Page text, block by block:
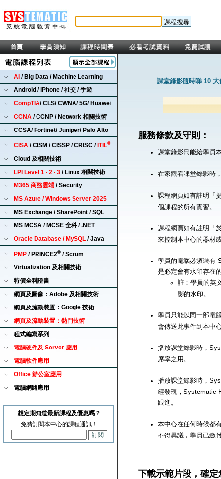
AI / Big Data / Machine Learning
Android / iPhone / 社交 / 手遊
CompTIA/ CLS/ CWNA/ 5G/ Huawei
CCNA / CCNP / Network 相關技術
CCSA/ Fortinet/ Juniper/ Palo Alto
CISA / CISM / CISSP / CRISC / ITIL®
Cloud 及相關技術
LPI Level 1 ‧ 2 ‧ 3 / Linux 相關技術
M365 商務雲端 / Security
MS Azure / Windows Server 2025
MS Exchange / SharePoint / SQL
MS MCSA / MCSE 全科 / .NET
Oracle Database / MySQL / Java
PMP / PRINCE2®/ Scrum
Virtualization 及相關技術
特價全科證書
網頁及圖像：Adobe 及相關技術
網頁及流動裝置：Google 技術
網頁及流動裝置：熱門技術
程式編寫系列
電腦硬件及 Server 應用
電腦軟件應用
Office 辦公室應用
電腦網路應用
想定期知道最新課程及優惠嗎？
免費訂閱本中心的課程通訊！
課堂錄影隨時睇 10 大
服務條款及守則：
課堂錄影只能給學員
在家觀看課堂錄影時
課程網頁如有註明「
個課程的所有實習。
課程網頁如有註明「
來控制本中心的器材
學員的電腦必須裝有
是必定會有水印存在
註：學員的英
影的水印。
學員只能以同一部電
會傳送此事件到本中
播放課堂錄影時，
席率之用。
播放課堂錄影時，
經發現，Systematic
跟進。
本中心在任何時候都
不得異議，學員已繳
下載示範片段，確